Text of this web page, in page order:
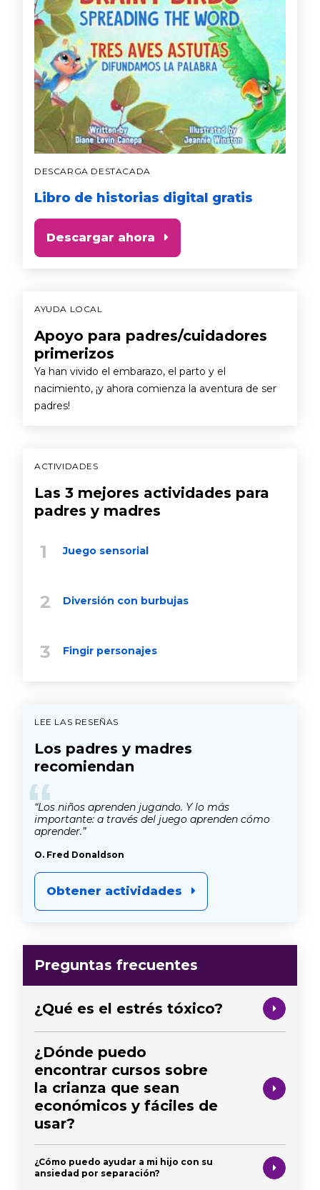
DESCARGA DESTACADA
Libro de historias digital gratis
Descargar ahora
AYUDA LOCAL
Apoyo para padres/cuidadores
primerizos
Ya han vivido el embarazo, el parto y el
nacimiento, ¡y ahora comienza la aventura de ser
padres!
ACTIVIDADES
Las 3 mejores actividades para
padres y madres
Juego sensorial
Diversión con burbujas
Fingir personajes
LEE LAS RESEÑAS
Los padres y madres
recomiendan
“
“Los niños aprenden jugando. Y lo más
importante: a través del juego aprenden cómo
aprender.”
O. Fred Donaldson
Obtener actividades
Preguntas frecuentes
¿Qué es el estrés tóxico?
¿Dónde puedo
encontrar cursos sobre
la crianza que sean
económicos y fáciles de
usar?
¿Cómo puedo ayudar a mi hijo con su
ansiedad por separación?